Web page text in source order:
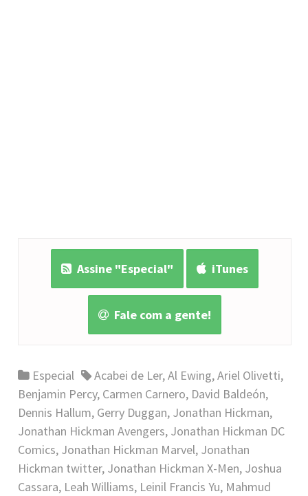
Assine "Especial" iTunes
Fale com a gente!
Especial Acabei de Ler,Al Ewing,Ariel Olivetti,
Benjamin Percy, Carmen Carnero, David Baldeón,
Dennis Hallum, Gerry Duggan, Jonathan Hickman,
Jonathan Hickman Avengers, Jonathan Hickman DC
Comics, Jonathan Hickman Marvel, Jonathan
Hickman twitter, Jonathan Hickman X-Men, Joshua
Cassara, Leah Williams, Leinil Francis Yu, Mahmud